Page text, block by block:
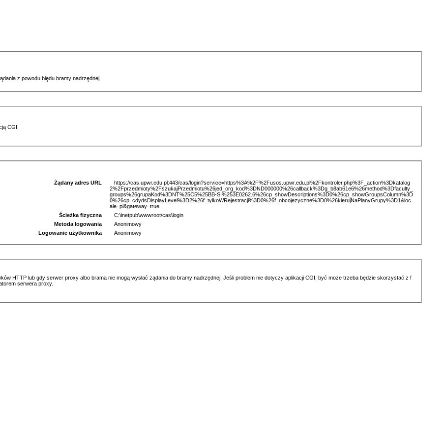
z powodu błędu bramy nadrzędnej.
CGI.
Żądany adres URL
https://cas.upwr.edu.pl:443/cas/login?service=https%3A%2F%2Fusos.upwr.edu.pl%2Fkontroler.php%3F_action%3Dkatalog
2%2Fprzedmioty%2FszukajPrzedmiotu%26jed_org_kod%3DND000000%26callback%3Dg_b8ab61e6%26method%3Dfaculty_
groups%26grupaKod%3DNT%25C5%25BB-SI%253E0262.6%26cp_showDescriptions%3D0%26cp_showGroupsColumn%3D
0%26cp_cdydsDisplayLevel%3D2%26f_tylkoWRejestracji%3D0%26f_obcojezyczne%3D0%26kierujNaPlanyGrupy%3D1&loc
ale=pl&gateway=true
Ścieżka fizyczna
C:\inetpub\wwwroot\cas\login
Metoda logowania
Anonimowy
Logowanie użytkownika
Anonimowy
HTTP lub gdy serwer proxy albo brama nie mogą wysłać żądania do bramy nadrzędnej. Jeśli problem nie dotyczy aplikacji CGI, być może trzeba będzie skorzystać z f
serwera proxy.